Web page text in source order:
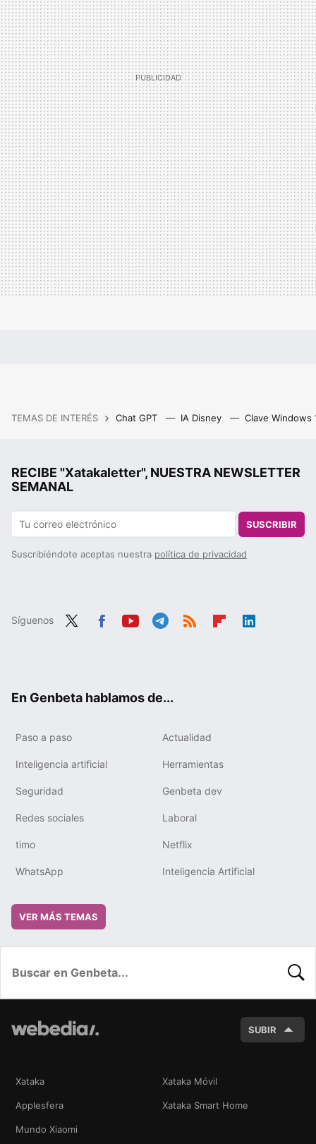
TEMAS DE INTERÉS Chat GPT IA Disney Clave Windows
RECIBE "Xatakaletter", NUESTRA NEWSLETTER
SEMANAL
SUSCRIBIR
Suscribiéndote aceptas nuestra política de privacidad
Síguenos
En Genbeta hablamos de...
Paso a paso Actualidad
Inteligencia artificial Herramientas
Seguridad Genbeta dev
Redes sociales Laboral
timo Netflix
WhatsApp Inteligencia Artificial
VER MÁS TEMAS
SUBIR
Xataka Xataka Móvil
Applesfera Xataka Smart Home
Mundo Xiaomi